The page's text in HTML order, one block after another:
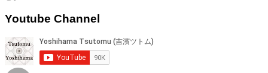
Youtube Channel